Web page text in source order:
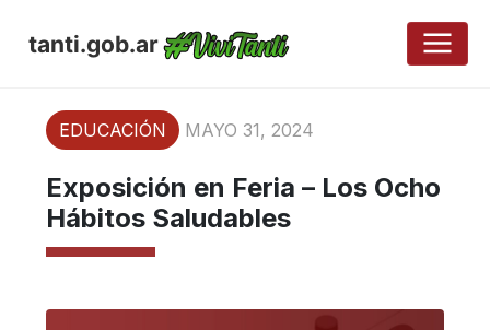
tanti.gob.ar
EDUCACIÓN MAYO 31, 2024
Exposición en Feria – Los Ocho
Hábitos Saludables